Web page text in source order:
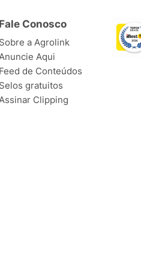
Fale Conosco
Sobre a Agrolink
Aqui
Feed de Conteúdos
Selos gratuitos
Clipping